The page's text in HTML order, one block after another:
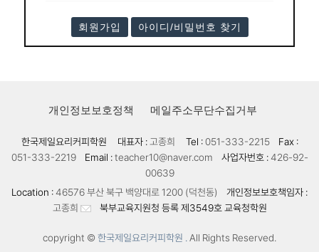
회원가입 아이디/비밀번호 찾기
개인정보보호정책 메일주소무단수집거부
한국제일요리커피학원 대표자 :고종희 Tel : 051-333-2215
Fax :
051-333-2219
Email : teacher10@naver.com 사업자번호 :426-92-
00639
Location :46576 부산 북구 백양대로 1200 (덕천동)
개인정보보호책임자 :
고종희
북부교육지원청 등록 제3549호 교육청학원
copyright © 한국제일요리커피학원 . All Rights Reserved.